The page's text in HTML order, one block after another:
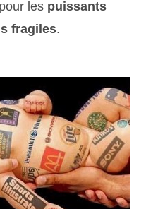
les puissants
fragiles.